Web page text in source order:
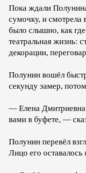
Пока ждали
сумочку, и смотрела
было слышно, как
театральная жизнь:
декорации,
Полунин вошёл
секунду замер,
— Елена Дмитриевна
вами в буфете, —
Полунин перевёл
Лицо его